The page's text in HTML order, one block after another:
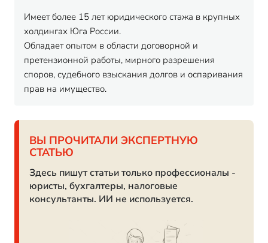
Имеет более 15 лет юридического стажа в крупных
холдингах Юга России.
Обладает опытом в области договорной и
претензионной работы, мирного разрешения
споров, судебного взыскания долгов и оспаривания
прав на имущество.
ВЫ ПРОЧИТАЛИ ЭКСПЕРТНУЮ
СТАТЬЮ
Здесь пишут статьи только профессионалы -
юристы, бухгалтеры, налоговые
консультанты. ИИ не используется.